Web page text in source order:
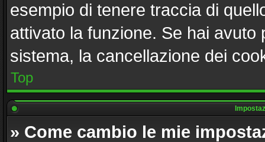
esempio di tenere traccia di
attivato la funzione. Se hai
sistema, la cancellazione dei
Top
» Come cambio le mie